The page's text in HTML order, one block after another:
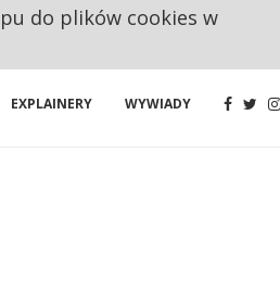
EXPLAINERY WYWIADY
do plików cookies w